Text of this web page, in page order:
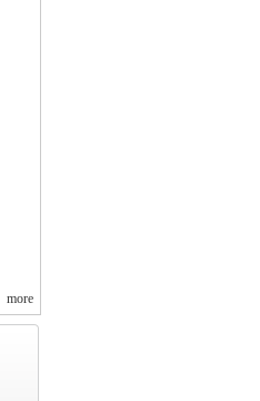
more